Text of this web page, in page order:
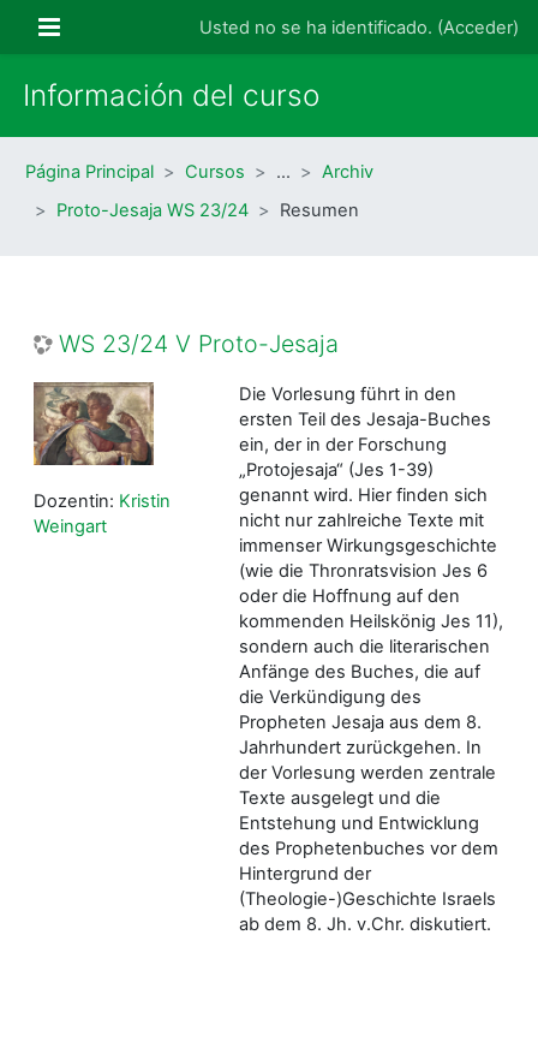
Panel lateralUsted no se ha identificado. (Acceder)
Información del curso
Página Principal Cursos …
Archiv
Proto-Jesaja WS 23/24
Resumen
WS 23/24 V Proto-Jesaja
Die Vorlesung führt in den
ersten Teil des Jesaja-Buches
ein, der in der Forschung
„Protojesaja“ (Jes 1-39)
genannt wird. Hier finden sich
nicht nur zahlreiche Texte mit
immenser Wirkungsgeschichte
(wie die Thronratsvision Jes 6
oder die Hoffnung auf den
kommenden Heilskönig Jes 11),
sondern auch die literarischen
Anfänge des Buches, die auf
die Verkündigung des
Propheten Jesaja aus dem 8.
Jahrhundert zurückgehen. In
der Vorlesung werden zentrale
Texte ausgelegt und die
Entstehung und Entwicklung
des Prophetenbuches vor dem
Hintergrund der
(Theologie-)Geschichte Israels
ab dem 8. Jh. v.Chr. diskutiert.
Dozentin: Kristin
Weingart